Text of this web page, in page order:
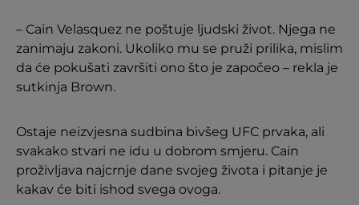
– Cain Velasquez ne poštuje ljudski život. Njega ne
zanimaju zakoni. Ukoliko mu se pruži prilika, mislim
da će pokušati završiti ono što je započeo – rekla je
sutkinja Brown.
Ostaje neizvjesna sudbina bivšeg UFC prvaka, ali
svakako stvari ne idu u dobrom smjeru. Cain
proživljava najcrnje dane svojeg života i pitanje je
kakav će biti ishod svega ovoga.